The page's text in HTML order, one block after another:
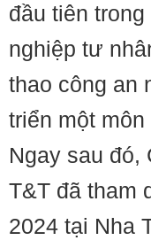
đầu tiên
nghiệp tư
thao công an
triển một
Ngay sau đó,
T&T đã tham
2024 tại Nha